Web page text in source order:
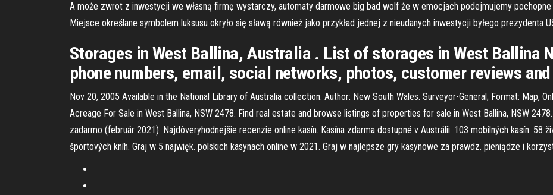
A może zwrot z inwestycji we własną firmę wystarczy, automaty darmowe big bad wolf że w emocjach podejmujemy
Miejsce określane symbolem luksusu okryło się sławą również jako przykład jednej z nieudanych inwestycji byłego prezydenta
Storages in West Ballina, Australia . List of storages in West Ballina
phone numbers, email, social networks, photos, customer reviews
Nov 20, 2005 Available in the National Library of Australia collection. Author: New South Wales. Surveyor-General; Format: Map,
Acreage For Sale in West Ballina, NSW 2478. Find real estate and browse listings of properties for sale in West Ballina, NSW
zadarmo (február 2021). Najdôveryhodnejšie recenzie online kasín. Kasína zdarma dostupné v Austrálii. 103 mobilných kasín. 58
športových kníh. Graj w 5 najwięk. polskich kasynach online w 2021. Graj w najlepsze gry kasynowe za prawdz. pieniądze i